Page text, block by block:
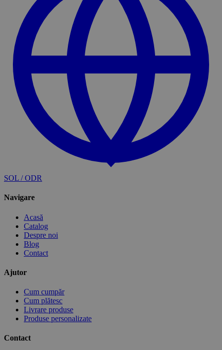
SOL / ODR
Navigare
Acasă
Catalog
Despre noi
Blog
Contact
Ajutor
Cum cumpăr
Cum plătesc
Livrare produse
Produse personalizate
Contact